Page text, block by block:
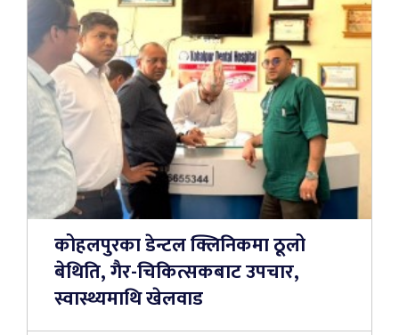
कोहलपुरका डेन्टल क्लिनिकमा ठूलो
बेथिति, गैर-चिकित्सकबाट उपचार,
स्वास्थ्यमाथि खेलवाड